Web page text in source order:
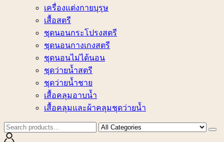
เครื่องแต่งกายบุรุษ
เสื้อสตรี
ชุดนอนกระโปรงสตรี
ชุดนอนกางเกงสตรี
ชุดนอนไม่ได้นอน
ชุดว่ายน้ำสตรี
ชุดว่ายน้ำชาย
เสื้อคลุมอาบน้ำ
เสื้อคลุมและผ้าคลุมชุดว่ายน้ำ